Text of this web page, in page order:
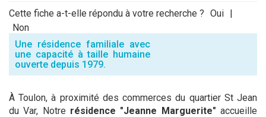
Cette fiche a-t-elle répondu à votre recherche ? Oui |
Non
Une résidence familiale avec
une capacité à taille humaine
ouverte depuis 1979.
À Toulon, à proximité des commerces du quartier St Jean
du Var, Notre résidence "Jeanne Marguerite" accueille